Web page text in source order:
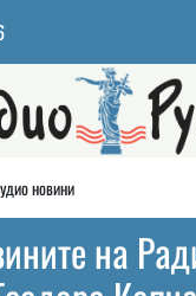
новини
на